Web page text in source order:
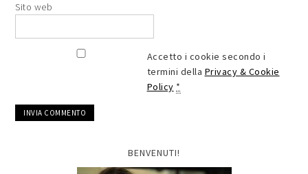
Sito web
Accetto i cookie secondo i
termini della Privacy & Cookie
Policy *
BENVENUTI!